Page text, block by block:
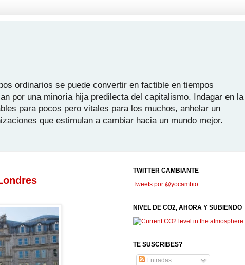
ordinarios se puede convertir en factible en tiempos
por una minoría hija predilecta del capitalismo. Indagar en la
para pocos pero vitales para los muchos, anhelar un
que estimulan a cambiar hacia un mundo mejor.
TWITTER CAMBIANTE
Tweets por @yocambio
NIVEL DE CO2, AHORA Y SUBIENDO
TE SUSCRIBES?
Entradas